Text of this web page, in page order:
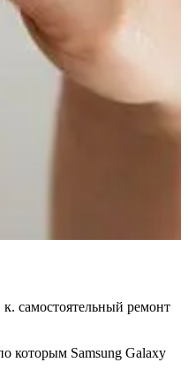
к. самостоятельный ремонт
которым Samsung Galaxy